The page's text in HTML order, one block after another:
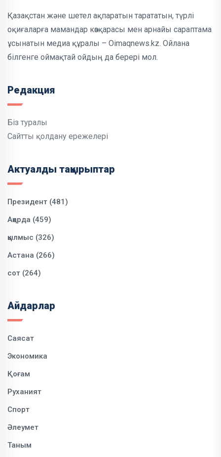
Қазақстан және шетел ақпаратын тарататын, түрлі
оқиғаларға мамандар көзқарасы мен арнайы сараптама
ұсынатын медиа құралы – Oimaqnews.kz. Ойлана
білгенге оймақтай ойдың да берері мол.
Редакция
Біз туралы
Сайтты қолдану ережелері
Актуалды тақырыптар
Президент (481)
Ақорда (459)
қылмыс (326)
Астана (266)
сот (264)
Айдарлар
Саясат
Экономика
Қоғам
Руханият
Спорт
Әлеумет
Таным